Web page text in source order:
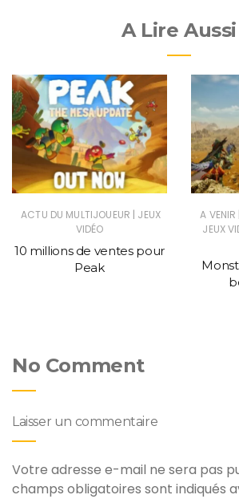
A Lire Aussi
ACTU DU MULTIJOUEUR | JEUX
VIDÉO
10 millions de ventes pour
Peak
A VENIR
JEUX
No Comment
Laisser un commentaire
Votre adresse e-mail ne sera pas
champs obligatoires sont indiqués